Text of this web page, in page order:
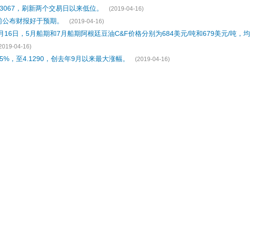
，刷新两个交易日以来低位。
(2019-04-16)
布财报好于预期。
(2019-04-16)
16日，5月船期和7月船期阿根廷豆油C&F价格分别为684美元/吨和679美元/吨，均
04-16)
，至4.1290，创去年9月以来最大涨幅。 (2019-04-16)